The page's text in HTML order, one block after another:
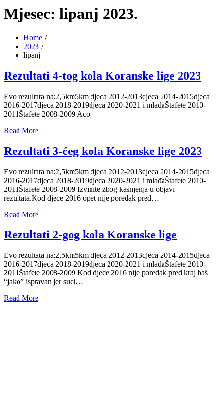
Mjesec: lipanj 2023.
Home
2023
lipanj
Rezultati 4-tog kola Koranske lige 2023
Evo rezultata na:2,5km5km djeca 2012-2013djeca 2014-2015djeca
2016-2017djeca 2018-2019djeca 2020-2021 i mlađaŠtafete 2010-
2011Štafete 2008-2009 Aco
Read More
Rezultati 3-ćeg kola Koranske lige 2023
Evo rezultata na:2,5km5km djeca 2012-2013djeca 2014-2015djeca
2016-2017djeca 2018-2019djeca 2020-2021 i mlađaŠtafete 2010-
2011Štafete 2008-2009 Izvinite zbog kašnjenja u objavi
rezultata.Kod djece 2016 opet nije poredak pred…
Read More
Rezultati 2-gog kola Koranske lige
Evo rezultata na:2,5km5km djeca 2012-2013djeca 2014-2015djeca
2016-2017djeca 2018-2019djeca 2020-2021 i mlađaŠtafete 2010-
2011Štafete 2008-2009 Kod djece 2016 nije poredak pred kraj baš
“jako” ispravan jer suci…
Read More